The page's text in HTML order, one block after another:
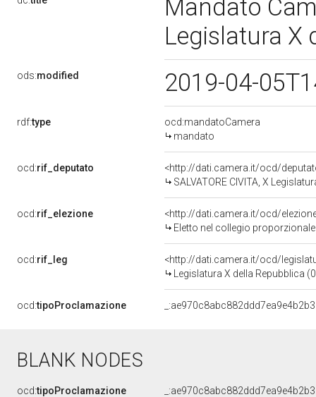
Mandato
Legislatura X
ods:modified 2019-04-
rdf:type
ocd:mandatoCamera
mandato
ocd:rif_deputato
<http://dati.camera.it/ocd/
SALVATORE CIVITA, X
ocd:rif_elezione
<http://dati.camera.it/ocd/
Eletto nel collegio
ocd:rif_leg
<http://dati.camera.it/ocd/
Legislatura X della Repubblica
ocd:tipoProclamazione
BLANK NODES
ocd:tipoProclamazione